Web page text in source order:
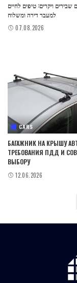
שבירים ויקרים: טיפים לחיים
למעבר דירה ומשלוח
07.08.2026
CARS
БАГАЖНИК НА КРЫШУ
ТРЕБОВАНИЯ ПДД И
ВЫБОРУ
12.06.2026